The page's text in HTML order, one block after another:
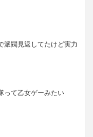
派閥見返してたけど実力
って乙女ゲーみたい